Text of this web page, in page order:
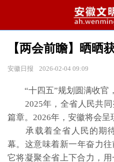
【两会前瞻】晒晒
安徽日报 2026-02-04 09:09
“十四五”规划圆满收官，
2025年，全省人民共同
篇章。2026年，安徽将会呈
承载着全省人民的期待
幕。这意味着新一年奋力往
它将凝聚全省上下合力，